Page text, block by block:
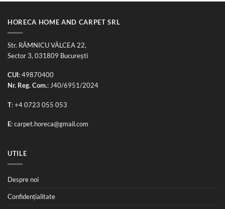
HORECA HOME AND CARPET SRL
Str. RÂMNICU VÂLCEA 22,
Sector 3, 031809 București
CUI: 49870400
Nr. Reg. Com.: J40/6951/2024
T:+4 0723 055 053
E:carpet.horeca@gmail.com
UTILE
Despre noi
Confidențialitate